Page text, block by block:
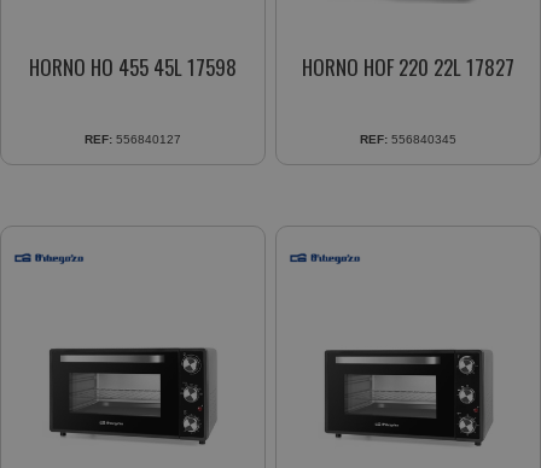
HORNO HO 455 45L 17598
REF: 556840127
HORNO HOF 220 22L 17827
REF: 556840345